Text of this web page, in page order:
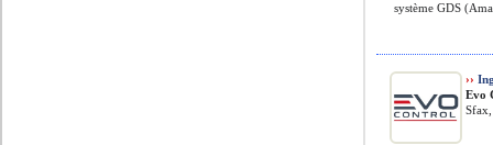
système GDS
››
Evo